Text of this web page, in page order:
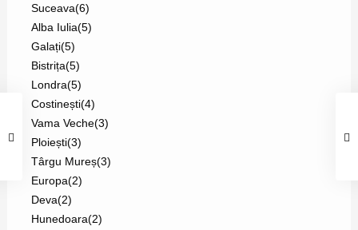
Suceava(6)
Alba Iulia(5)
Galați(5)
Bistrița(5)
Londra(5)
Costinești(4)
Vama Veche(3)
Ploiești(3)
Târgu Mureș(3)
Europa(2)
Deva(2)
Hunedoara(2)